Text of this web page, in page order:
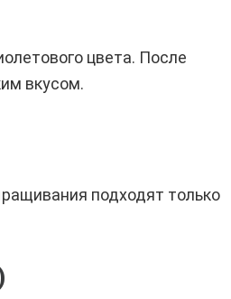
цвета. После
вкусом.
подходят только